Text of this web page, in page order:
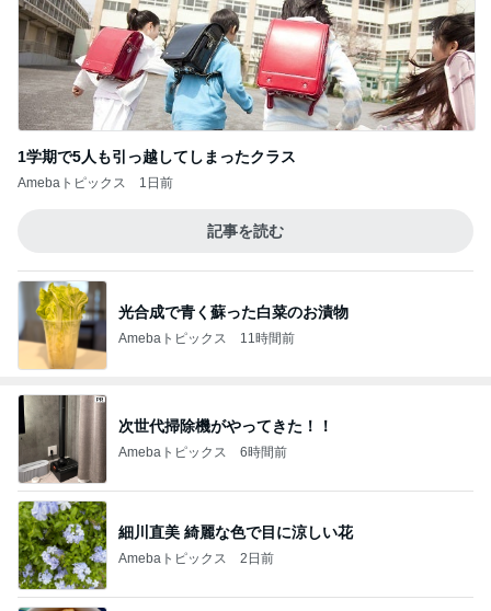
1学期で5人も引っ越してしまったクラス
Amebaトピックス 1日前
記事を読む
光合成で青く蘇った白菜のお漬物
Amebaトピックス 11時間前
次世代掃除機がやってきた！！
Amebaトピックス 6時間前
細川直美 綺麗な色で目に涼しい花
Amebaトピックス 2日前